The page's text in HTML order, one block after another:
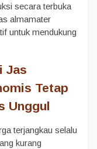
secara terbuka
almamater
untuk mendukung
Jas
Tetap
Unggul
terjangkau selalu
kurang